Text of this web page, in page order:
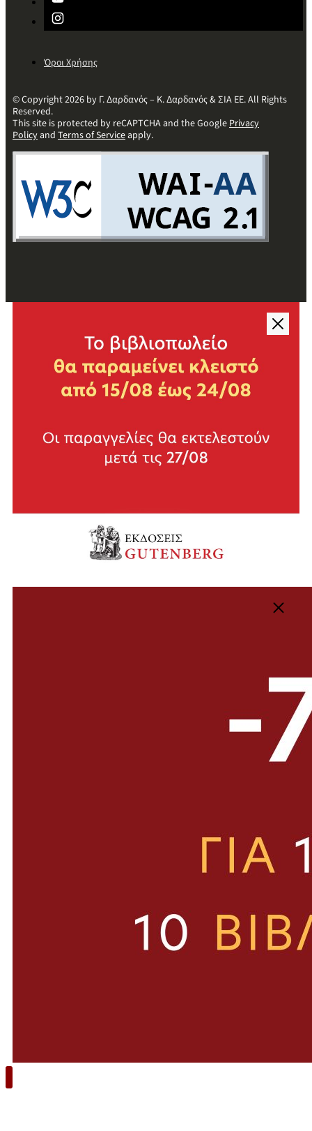
Όροι Χρήσης
© Copyright 2026 by Γ. Δαρδανός – Κ. Δαρδανός & ΣΙΑ ΕΕ. All Rights
Reserved.
This site is protected by reCAPTCHA and the GooglePrivacy
Policyand Terms of Serviceapply.